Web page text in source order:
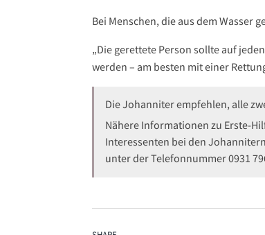
Bei Menschen, die aus dem Wasser
„Die gerettete Person sollte auf
werden – am besten mit einer
Die Johanniter empfehlen, alle
Nähere Informationen zu Erste-
Interessenten bei den
unter der Telefonnummer 0931